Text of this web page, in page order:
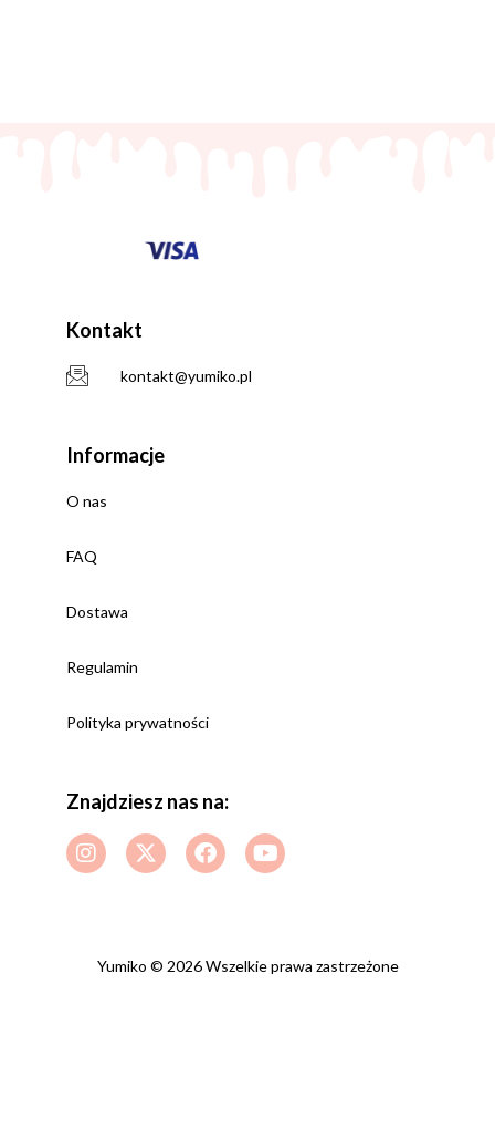
Kontakt
kontakt@yumiko.pl
Informacje
O nas
FAQ
Dostawa
Regulamin
Polityka prywatności
Znajdziesz nas na:
Yumiko © 2026 Wszelkie prawa zastrzeżone